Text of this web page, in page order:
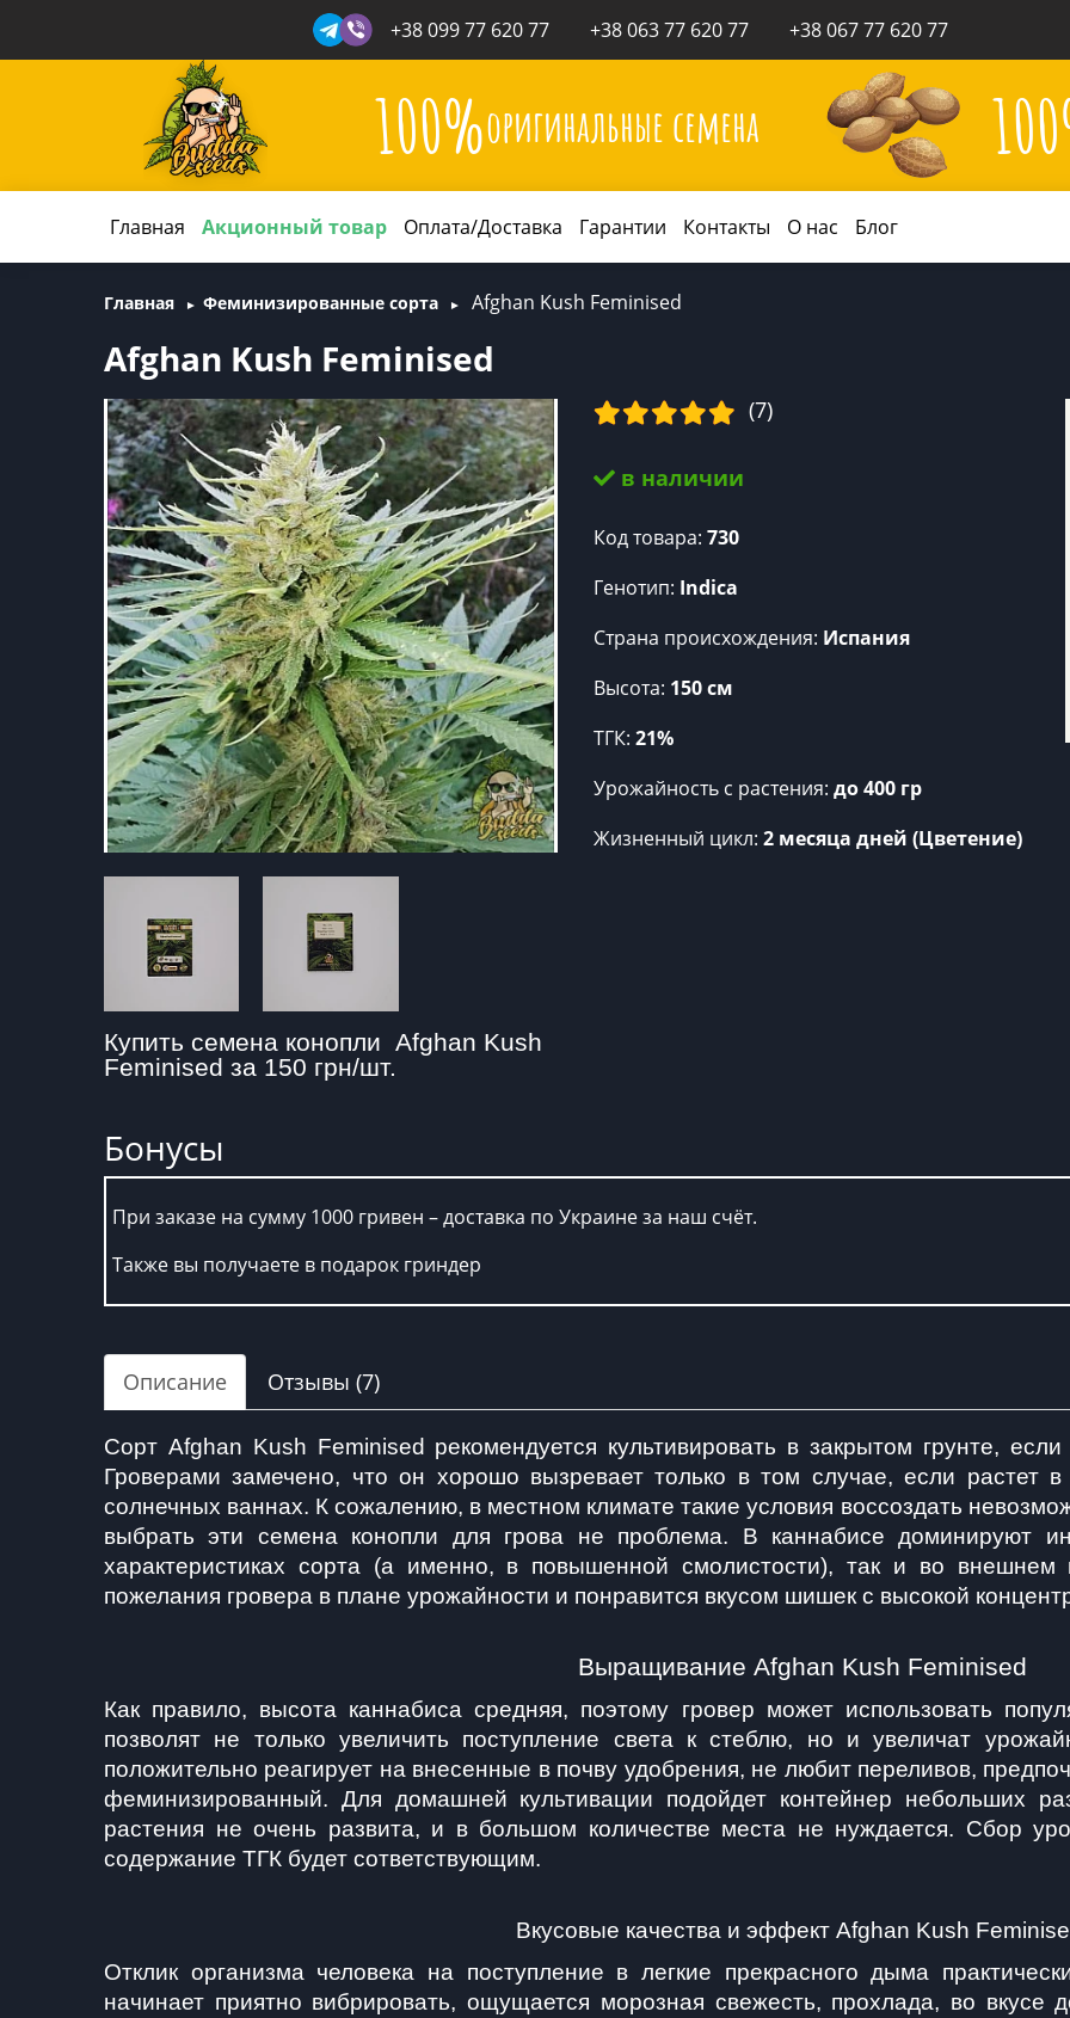
+38 099 77 620 77 +38 063 77 620 77 +38 067 77 620 77
100%оригинальные семена
Главная Акционный товар Оплата/Доставка Гарантии Контакты О нас Блог
Главная Феминизированные сорта Afghan Kush Feminised
Afghan Kush Feminised
Купить семена конопли  Afghan Kush
Feminised за 150 грн/шт.
(7)
в наличии
Код товара: 730
Генотип: Indica
Страна происхождения: Испания
Высота: 150 см
ТГК: 21%
Урожайность c растения: до 400 гр
Жизненный цикл: 2 месяца дней (Цветение)
Бонусы
При заказе на сумму 1000 гривен – доставка по Украине за наш счёт.
Также вы получаете в подарок гриндер
Описание Отзывы (7)
Сорт Afghan Kush Feminised рекомендуется культивировать в закрытом грунте,
Гроверами замечено, что он хорошо вызревает только в том случае, если растет в
солнечных ваннах. К сожалению, в местном климате такие условия воссоздать
выбрать эти семена конопли для грова не проблема. В каннабисе доминируют
характеристиках сорта (а именно, в повышенной смолистости), так и во внешнем
пожелания гровера в плане урожайности и понравится вкусом шишек с высокой
Выращивание Afghan Kush Feminised
Как правило, высота каннабиса средняя, поэтому гровер может использовать
позволят не только увеличить поступление света к стеблю, но и увеличат
положительно реагирует на внесенные в почву удобрения, не любит переливов,
феминизированный. Для домашней культивации подойдет контейнер небольших
растения не очень развита, и в большом количестве места не нуждается. Сбор
содержание ТГК будет сответствующим.
Вкусовые качества и эффект Afghan Kush
Отклик организма человека на поступление в легкие прекрасного дыма
начинает приятно вибрировать, ощущается морозная свежесть, прохлада, во